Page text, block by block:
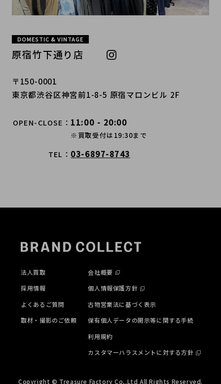
DOMESTIC & VINTAGE
原宿竹下通り店
〒150-0001
東京都渋谷区神宮前1-8-5 原宿マロンビル 2F
OPEN-CLOSE 11:00 - 20:00
※買取受付は19:30まで
TEL 03-6897-8743
法人買取
採用情報
よくあるご質問
取材・撮影のご依頼
会社概要
個人情報保護方針
古物営業法に基づく表示
保有個人データの開示等に関する手続
利用規約
カスタマーハラスメントに対する方針
Copyright © Treasure Factory Co,.Ltd All Rights Reserved.